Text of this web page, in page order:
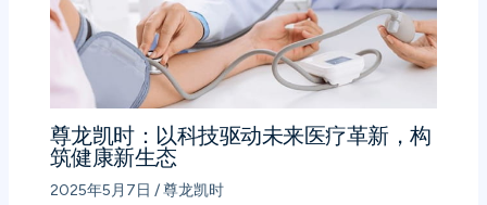
尊龙凯时：以科技驱动未来医疗革新，构
筑健康新生态
2025年5月7日 /尊龙凯时